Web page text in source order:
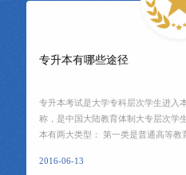
专升本有哪些途径
专升本考试是大学专科层次学生进入
称，是中国大陆教育体制大专层次学生
本有两大类型： 第一类是普通
2016-06-13